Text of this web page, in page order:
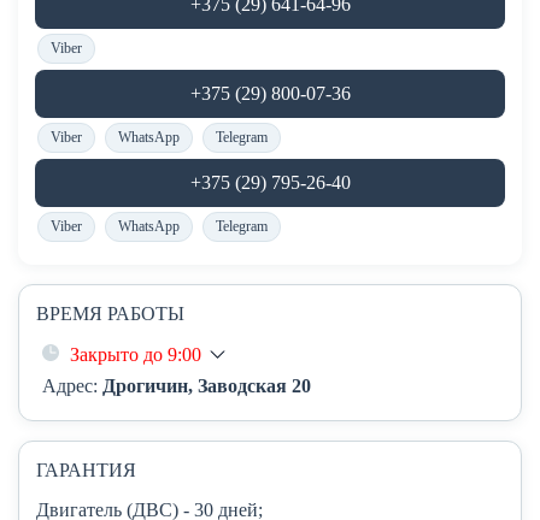
+375 (29) 641-64-96
Viber
+375 (29) 800-07-36
Viber WhatsApp Telegram
+375 (29) 795-26-40
Viber WhatsApp Telegram
ВРЕМЯ РАБОТЫ
Закрыто до 9:00
Адрес: Дрогичин, Заводская 20
ГАРАНТИЯ
Двигатель (ДВС) - 30 дней;